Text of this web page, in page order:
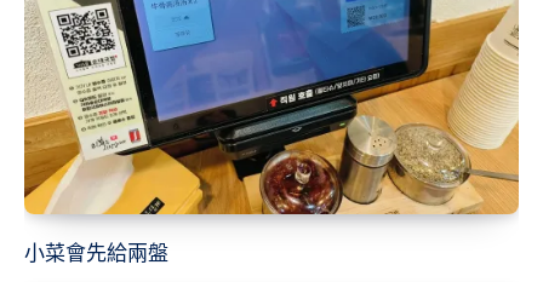
小菜會先給兩盤